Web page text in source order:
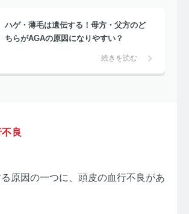
ハゲ・薄毛は遺伝する！母方・父方のど
ちらがAGAの原因になりやすい？
続きを読む
良
原因の一つに、頭皮の血行不良があ